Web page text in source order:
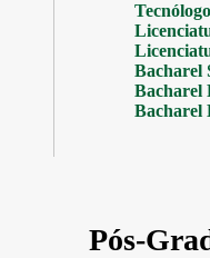
Bacharel
Bacharel
Bacharel
Pós-